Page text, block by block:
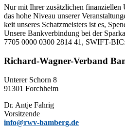
Nur mit Ih­rer zu­sätz­li­chen fi­nan­zi­el­len
das hohe Ni­veau un­se­rer
keit un­se­res Schatz­meis­ters ist es,
Un­se­re Bank­ver­bin­dung bei der
7705 0000 0300 2814 41, SWIFT-
Richard-Wagner-Verband
Un­te­rer Schorn 8
91301 Forchheim
Dr. Ant­je Fahrig
Vorsitzende
info@rwv-bamberg.de